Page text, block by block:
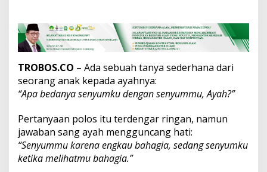
a
:
M
k
n
a
i
o
s
TROBOS.CO – Ada sebuah tanya sederhana dari
seorang anak kepada ayahnya:
“Apa bedanya senyumku dengan senyummu, Ayah?”
Pertanyaan polos itu terdengar ringan, namun
jawaban sang ayah mengguncang hati:
“Senyummu karena engkau bahagia, sedang senyumku
ketika melihatmu bahagia.”